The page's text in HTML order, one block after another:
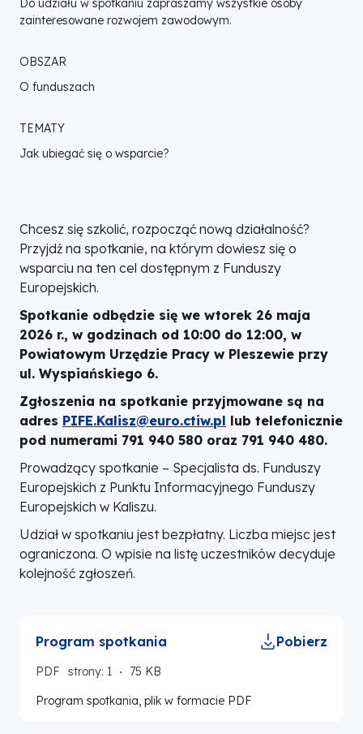
Do udziału w spotkaniu zapraszamy wszystkie osoby
zainteresowane rozwojem zawodowym.
OBSZAR
O funduszach
TEMATY
Jak ubiegać się o wsparcie?
Chcesz się szkolić, rozpocząć nową działalność?
Przyjdź na spotkanie, na którym dowiesz się o
wsparciu na ten cel dostępnym z Funduszy
Europejskich.
Spotkanie odbędzie się we wtorek 26 maja
2026 r., w godzinach od 10:00 do 12:00, w
Powiatowym Urzędzie Pracy w Pleszewie przy
ul. Wyspiańskiego 6.
Zgłoszenia na spotkanie przyjmowane są na
adres PIFE.Kalisz@euro.ctiw.pl lub telefonicznie
pod numerami 791 940 580 oraz 791 940 480.
Prowadzący spotkanie – Specjalista ds. Funduszy
Europejskich z Punktu Informacyjnego Funduszy
Europejskich w Kaliszu.
Udział w spotkaniu jest bezpłatny. Liczba miejsc jest
ograniczona. O wpisie na listę uczestników decyduje
kolejność zgłoszeń.
Program spotkania Pobierz
PDF strony: 1
75 KB
Program spotkania, plik w formacie PDF